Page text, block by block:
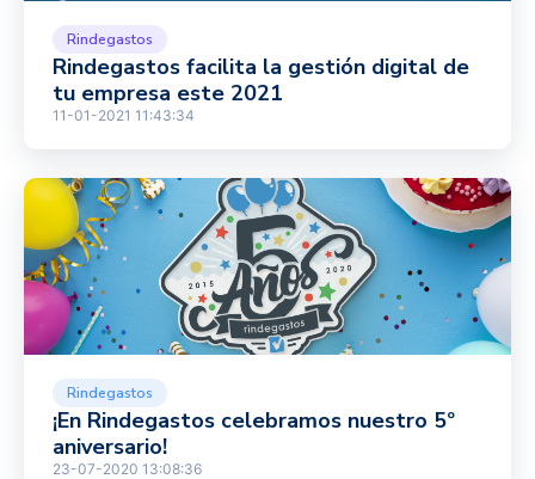
Rindegastos
Rindegastos facilita la gestión digital de
tu empresa este 2021
11-01-2021 11:43:34
Rindegastos
¡En Rindegastos celebramos nuestro 5º
aniversario!
23-07-2020 13:08:36